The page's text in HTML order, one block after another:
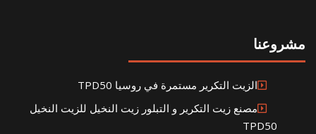
مشروعنا
الزيت التكرير مستمرة في روسيا TPD50
مصنع زيت التكرير و التبلور زيت النخيل للزيت النخيل
TPD50